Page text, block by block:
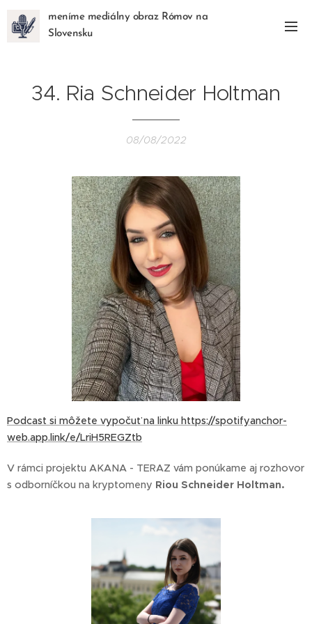
meníme mediálny obraz Rómov na
Slovensku
34. Ria Schneider Holtman
08/08/2022
Podcast si môžete vypočuť na linku https://spotifyanchor-
web.app.link/e/LriH5REGZtb
V rámci projektu AKANA - TERAZ vám ponúkame aj rozhovor
s odborníčkou na kryptomeny Riou Schneider Holtman.